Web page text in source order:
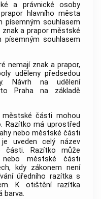
a právnické osoby
hlavního města
souhlasem
a prapor městské
souhlasem
nemají znak a prapor,
uděleny předsedou
Návrh na udělení
Prahana základě
části mohou
Razítko má uprostřed
nebo městské části
uveden celý název
části. Razítko může
městské části
kdy zákonem není
úředního razítka s
K otištění razítka
barva.